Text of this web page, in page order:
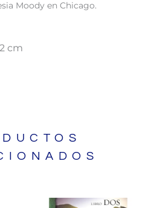
Moody en Chicago.
cm